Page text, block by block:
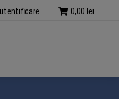
0,00 lei
Dual Light, IR 30m, IP66, THC-